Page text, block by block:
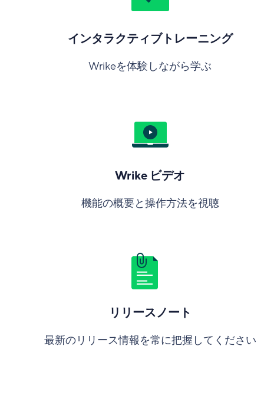
インタラクティブトレーニング
Wrikeを体験しながら学ぶ
Wrike ビデオ
機能の概要と操作方法を視聴
リリースノート
最新のリリース情報を常に把握してください